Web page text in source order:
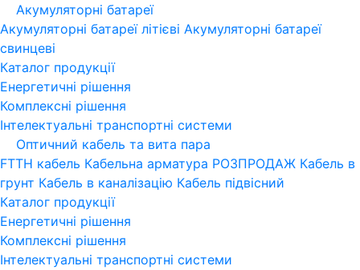
Акумуляторні батареї
Акумуляторні батареї літієві Акумуляторні батареї
свинцеві
Каталог продукції
Енергетичні рішення
Комплексні рішення
Інтелектуальні транспортні системи
Оптичний кабель та вита пара
FTTH кабель Кабельна арматура РОЗПРОДАЖ Кабель в
грунт Кабель в каналізацію Кабель підвісний
Каталог продукції
Енергетичні рішення
Комплексні рішення
Інтелектуальні транспортні системи